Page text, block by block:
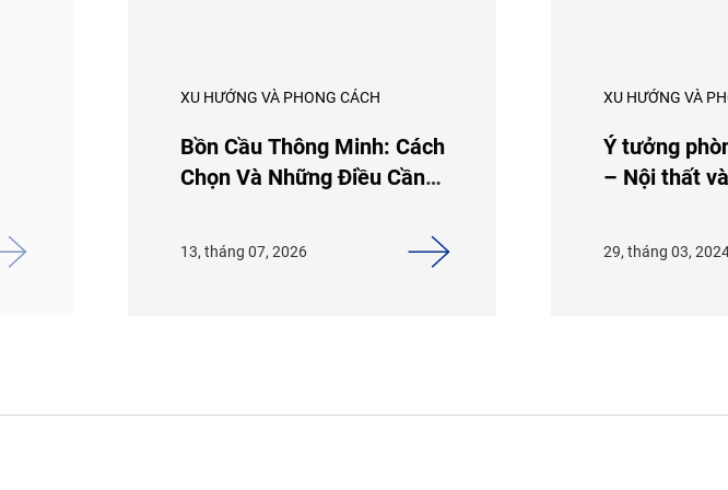
XU HƯỚNG VÀ PHONG CÁCH
Bồn Cầu Thông Minh: Cách
Chọn Và Những Điều Cần
13, tháng 07, 2026
XU HƯỚNG VÀ
Ý tưởng
– Nội thất
29, tháng 03,